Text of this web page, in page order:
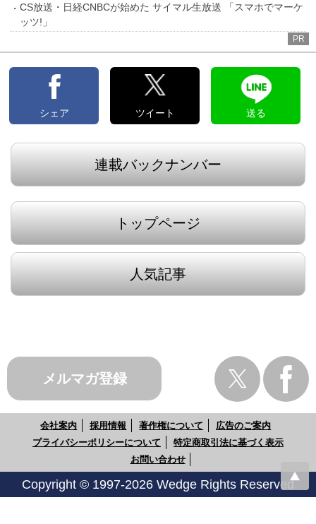
CS放送・日経CNBCが始めた サイマル生放送 「スマホでマーケ
ッツ!」
PR
シェア ツイート 送る
連載バックナンバー
トップページ
人気記事
メルマガ登録
会社案内 採用情報 著作権について
広告のご案内
プライバシーポリシーについて
特定商取引法に基づく表示
お問い合わせ
Copyright © 1997-2026 Wedge Rights Reserved